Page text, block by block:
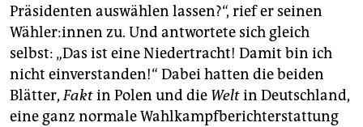
Präsidenten auswählen lassen?“, rief er seinen
Wäh­le­r:in­nen zu. Und antwortete sich gleich
selbst: „Das ist eine Niedertracht! Damit bin ich
nicht einverstanden!“ Dabei hatten die beiden
Blätter,Faktin Polen und die Weltin Deutschland,
eine ganz normale Wahlkampfberichterstattung